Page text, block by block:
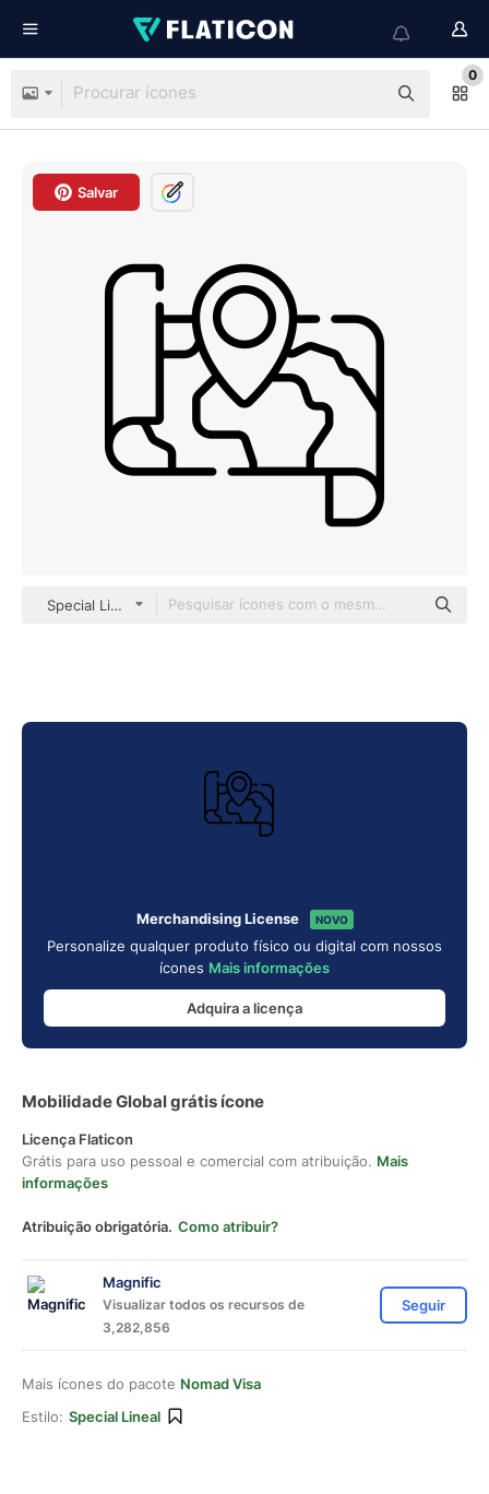
0
Salvar
Special Lineal
Merchandising License NOVO
Personalize qualquer produto físico ou digital com nossos
ícones Mais informações
Adquira a licença
Mobilidade Global grátis ícone
Licença Flaticon
Grátis para uso pessoal e comercial com atribuição. Mais
informações
Atribuição obrigatória. Como atribuir?
Magnific
Visualizar todos os recursos de
3,282,856
Seguir
Mais ícones do pacote Nomad Visa
Estilo: Special Lineal